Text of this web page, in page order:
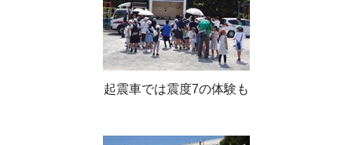
起震車では震度7の体験も